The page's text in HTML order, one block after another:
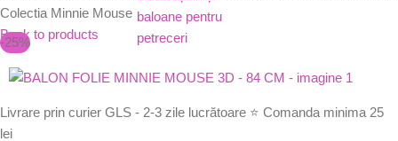
Colectia Minnie Mouse
Back to products
-25%
Livrare prin curier GLS - 2-3 zile lucrătoare ⭐ Comanda minima 25
lei